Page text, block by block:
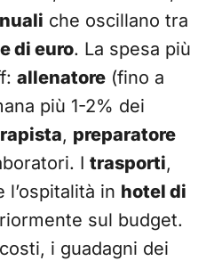
che oscillano tra
di euro. La spesa più
allenatore (fino a
più 1-2% dei
, preparatore
I trasporti,
in hotel di
sul budget.
i guadagni dei